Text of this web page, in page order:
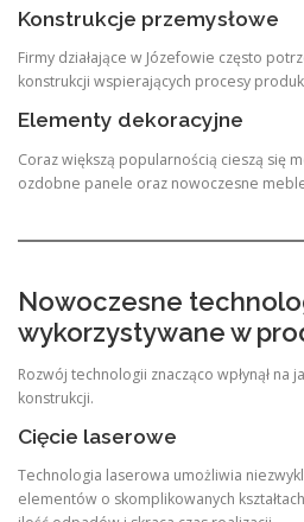
Konstrukcje przemysłowe
Firmy działające w Józefowie często
konstrukcji wspierających procesy
Elementy dekoracyjne
Coraz większą popularnością cieszą się
ozdobne panele oraz nowoczesne
Nowoczesne
wykorzystywane w
Rozwój technologii znacząco wpłynął na
konstrukcji.
Cięcie laserowe
Technologia laserowa umożliwia
elementów o skomplikowanych